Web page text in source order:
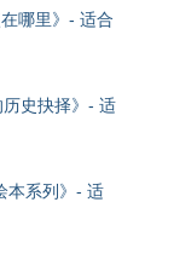
哪里》- 适合
史抉择》- 适
本系列》- 适